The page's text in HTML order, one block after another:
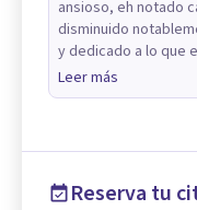
ansioso, eh notado
disminuido
y dedicado a lo que
Leer más
Reserva tu